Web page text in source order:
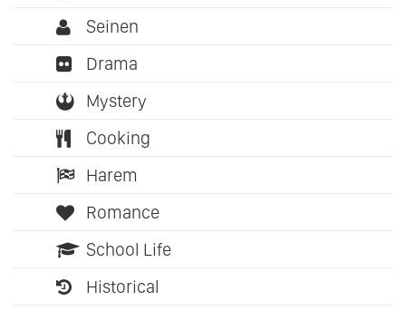
Seinen
Drama
Mystery
Cooking
Harem
Romance
School Life
Historical